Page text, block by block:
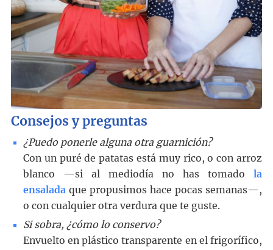
Consejos y preguntas
¿Puedo ponerle alguna otra guarnición?
Con un puré de patatas está muy rico, o con arroz
blanco —si al mediodía no has tomadola
ensaladaque propusimos hace pocas semanas—,
o con cualquier otra verdura que te guste.
Si sobra, ¿cómo lo conservo?
Envuelto en plástico transparente en el frigorífico,